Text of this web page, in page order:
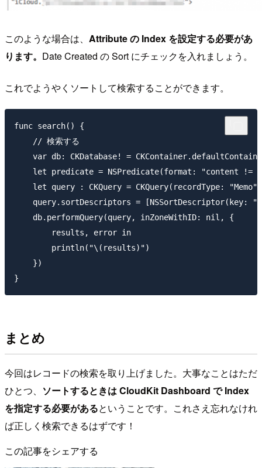
このような場合は、 Attribute の Index を設定する必要があ
ります。 Date Created の Sort にチェックを入れましょう。
これでようやくソートして検索することができます。
func search() {
    // 検索する
var db: CKDatabase! =
let predicate = NSPredicate(format: "content !=
let query : CKQuery = CKQuery(recordType:
query.sortDescriptors = [NSSortDescriptor(key:
    db.performQuery(query, inZoneWithID: nil, {
        results, error in
        println("\(results)")
    })
まとめ
今回はレコードの検索を取り上げました。大事なことはただ
ひとつ、 ソートするときは CloudKit Dashboard で Index
を指定する必要があるということです。これさえ忘れなけれ
ば正しく検索できるはずです！
この記事をシェアする